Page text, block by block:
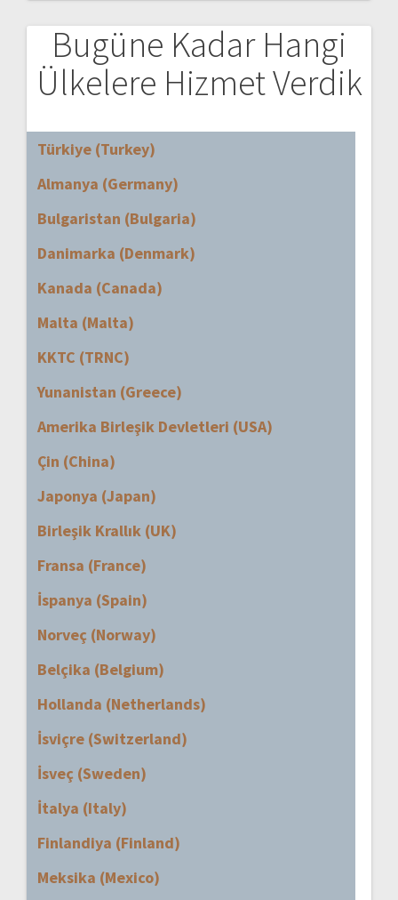
Bugüne Kadar Hangi
Ülkelere Hizmet Verdik
Türkiye (Turkey)
Almanya (Germany)
Bulgaristan (Bulgaria)
Danimarka (Denmark)
Kanada (Canada)
Malta (Malta)
KKTC (TRNC)
Yunanistan (Greece)
Amerika Birleşik Devletleri (USA)
Çin (China)
Japonya (Japan)
Birleşik Krallık (UK)
Fransa (France)
İspanya (Spain)
Norveç (Norway)
Belçika (Belgium)
Hollanda (Netherlands)
İsviçre (Switzerland)
İsveç (Sweden)
İtalya (Italy)
Finlandiya (Finland)
Meksika (Mexico)